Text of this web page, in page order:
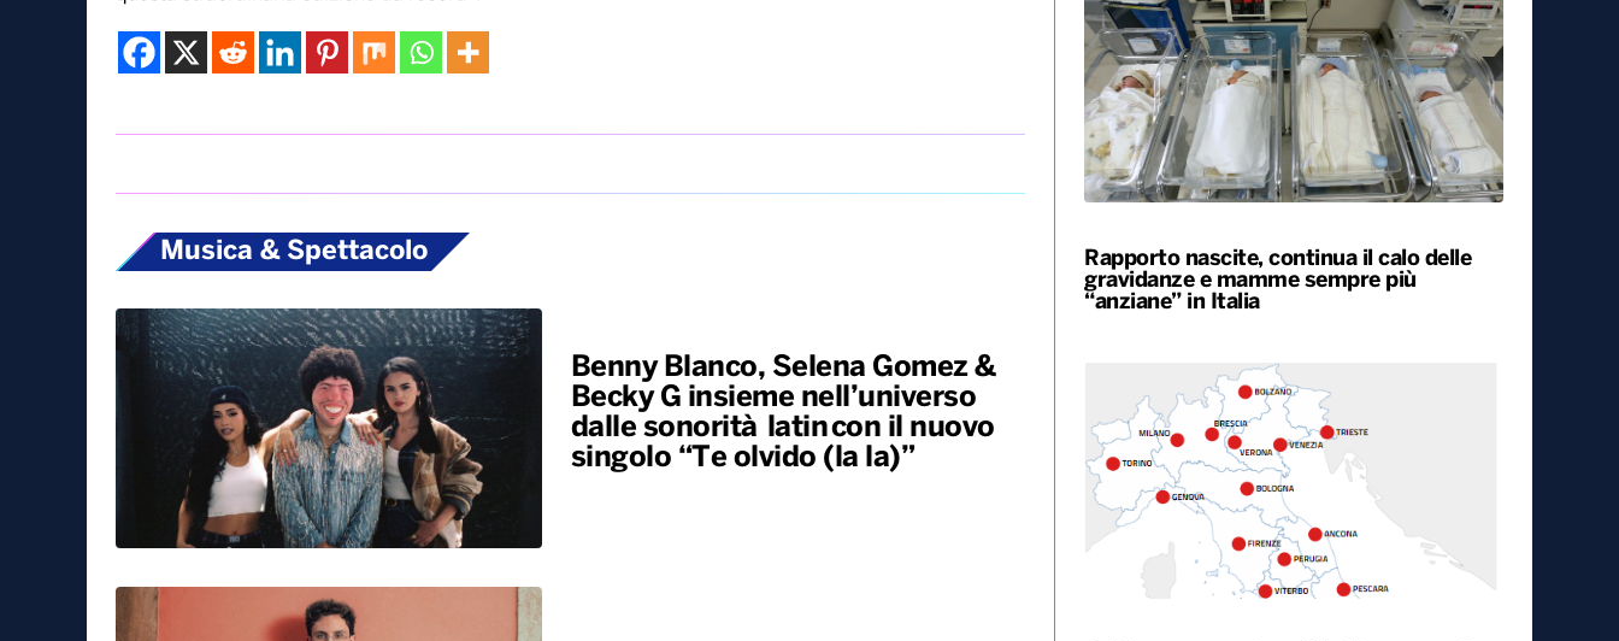
Musica & Spettacolo
Benny Blanco, Selena Gomez &
Becky G insieme nell’universo
dalle sonorità latin con il nuovo
singolo “Te olvido (la la)”
Rapporto nascite, continua il calo delle
gravidanze e mamme sempre più
“anziane” in Italia